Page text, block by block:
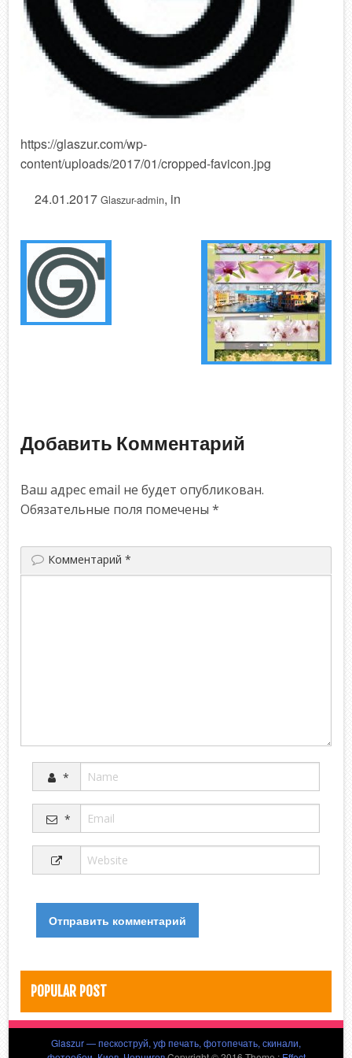
https://glaszur.com/wp-
content/uploads/2017/01/cropped-favicon.jpg
24.01.2017 Glaszur-admin, in
Добавить Комментарий
Ваш адрес email не будет опубликован.
Обязательные поля помечены*
Комментарий*
*
*
POPULAR POST
Glaszur — пескоструй, уф печать, фотопечать, скинали,